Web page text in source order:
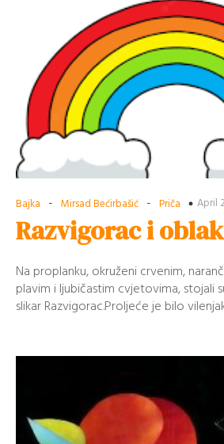
Bajka - Mirsad Bećirbašić - Priča April
Razvigorac i
Na proplanku, okruženi crvenim,
plavim i ljubičastim cvjetovima, stojali
slikar Razvigorac.Proljeće je bilo